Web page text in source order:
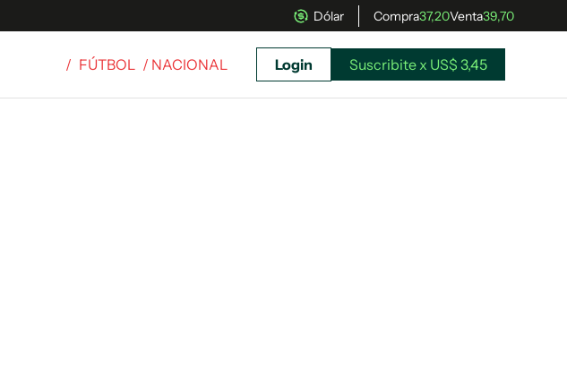
Dólar Compra37,20Venta39,70
/ FÚTBOL / NACIONAL Login Suscribite x US$ 3,45